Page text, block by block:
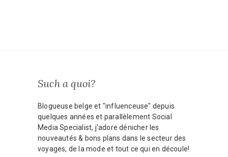
Such a quoi?
Blogueuse belge et "influenceuse" depuis
quelques années et parallèlement Social
Media Specialist, j'adore dénicher les
nouveautés & bons plans dans le secteur des
voyages, de la mode et tout ce qui en découle!